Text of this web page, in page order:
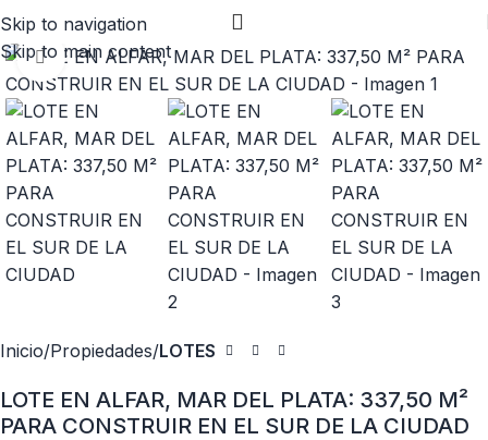
Skip to navigation
Skip to main content
Click to enlarge
Inicio Propiedades LOTES
LOTE EN ALFAR, MAR DEL PLATA: 337,50 M²
PARA CONSTRUIR EN EL SUR DE LA CIUDAD